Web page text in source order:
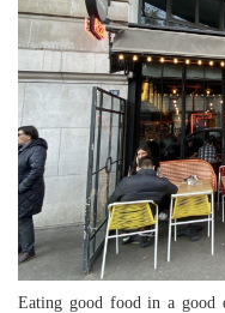
Eating good food in a good